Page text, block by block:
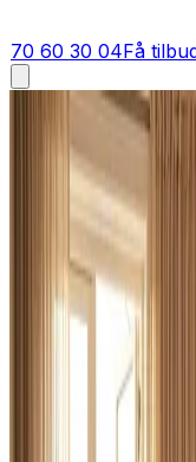
70 60 30 04Få
Industriventilation i
Brug for ventilation
Langå? Vi rykker
dimensioneret
— og en